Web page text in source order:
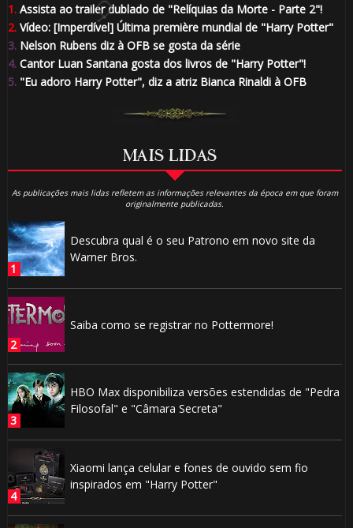
1.Assista ao trailer dublado de "Relíquias da Morte - Parte 2"!
2.Vídeo: [Imperdível] Última première mundial de "Harry Potter"
3.Nelson Rubens diz à OFB se gosta da série
4.Cantor Luan Santana gosta dos livros de "Harry Potter"!
5."Eu adoro Harry Potter", diz a atriz Bianca Rinaldi à OFB
MAIS LIDAS
As publicações mais lidas refletem as informações relevantes da época em que foram
originalmente publicadas.
Descubra qual é o seu Patrono em novo site da
Warner Bros.
Saiba como se registrar no Pottermore!
HBO Max disponibiliza versões estendidas de "Pedra
Filosofal" e "Câmara Secreta"
Xiaomi lança celular e fones de ouvido sem fio
inspirados em "Harry Potter"